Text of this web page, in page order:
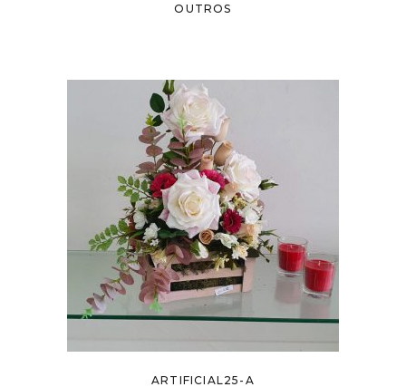
OUTROS
ARTIFICIAL25-A